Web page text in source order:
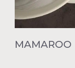
MAMAROO